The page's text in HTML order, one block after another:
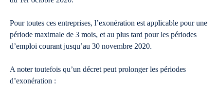
Pour toutes ces entreprises, l’exonération est applicable pour une
période maximale de 3 mois, et au plus tard pour les périodes
d’emploi courant jusqu’au 30 novembre 2020.
A noter toutefois qu’un décret peut prolonger les périodes
d’exonération :